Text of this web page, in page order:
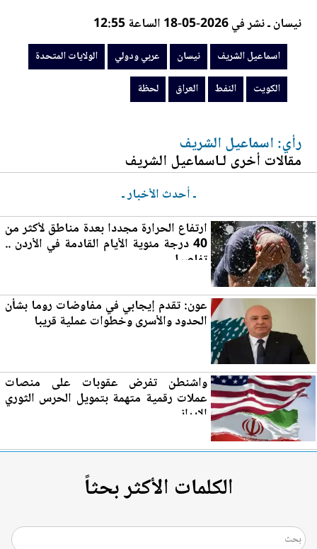
نيسان ـ نشر في 2026-05-18 الساعة 12:55
اسماعيل الشريف نيسان عربي ودولي
الولايات المتحدة
الكويت
النفط العراق لحظة
رأي: اسماعيل الشريف
مقالات أخرى لـاسماعيل الشريف
ـ أحدث الأخبار ـ
ارتفاع الحرارة مجددا بعدة مناطق لأكثر من
40 درجة مئوية الأيام القادمة في الأردن ..
تفاصيل
عون: تقدم إيجابي في مفاوضات روما بشأن
الحدود والأسرى وخطوات عملية قريبا
واشنطن تفرض عقوبات على منصات
عملات رقمية متهمة بتمويل الحرس الثوري
الإيراني
الكلمات الأكثر بحثاً